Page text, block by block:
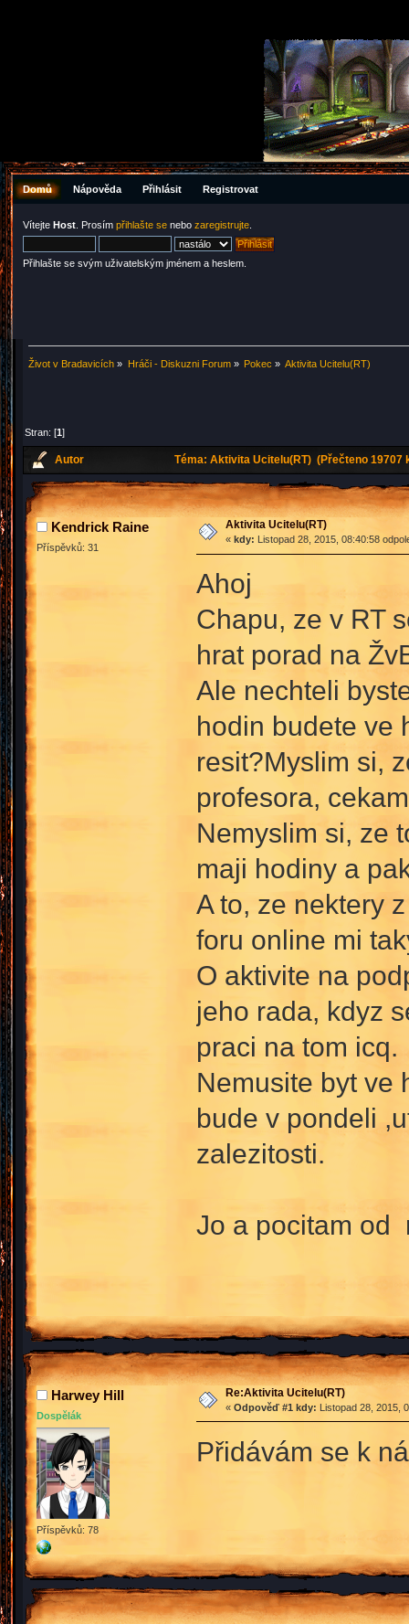
Domů Nápověda Přihlásit Registrovat
Vítejte Host . Prosím přihlašte se nebo zaregistrujte
Přihlašte se svým uživatelským jménem a heslem.
Život v Bradavicích » Hráči - Diskuzni Forum» Pokec » Aktivita Ucitelu(RT)
Stran: [1]
Autor Téma: Aktivita Ucitelu(RT) (Přečteno 19707
Kendrick Raine
Příspěvků: 31
Aktivita Ucitelu(RT)
« kdy: Listopad 28, 2015, 08:40:58
Ahoj
Chapu, ze v RT
hrat porad na
Ale nechteli
hodin budete ve
resit?Myslim si,
profesora,
Nemyslim si, ze
maji hodiny a
A to, ze nektery
foru online mi
O aktivite na
jeho rada, kdyz
praci na tom icq.
Nemusite byt ve
bude v pondeli
zalezitosti.
Jo a pocitam od
Harwey Hill
Dospělák
Příspěvků: 78
Re:Aktivita Ucitelu(RT)
« Odpověď #1 kdy: Listopad 28, 2015,
Přidávám se k